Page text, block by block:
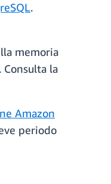
.
memoria
la
Amazon
periodo